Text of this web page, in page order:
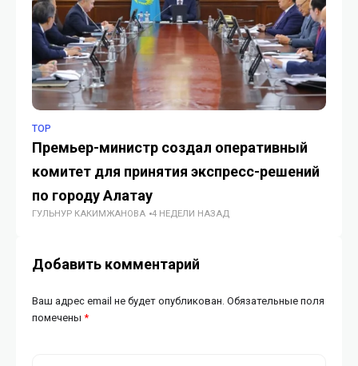
TOP
Премьер-министр создал оперативный
комитет для принятия экспресс-решений
по городу Алатау
ГУЛЬНУР КАКИМЖАНОВА 4 НЕДЕЛИ НАЗАД
Добавить комментарий
Ваш адрес email не будет опубликован. Обязательные поля
помечены *